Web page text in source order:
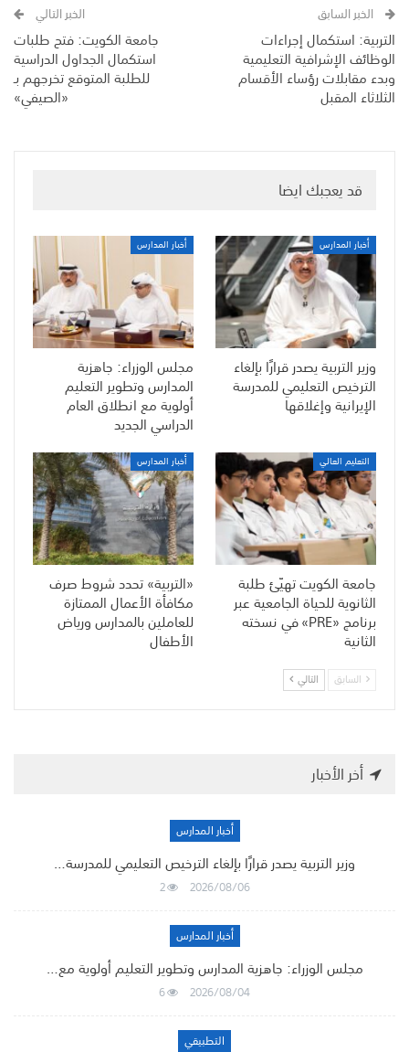
الخبر السابق
التربية: استكمال إجراءات
الوظائف الإشرافية التعليمية
وبدء مقابلات رؤساء الأقسام
الثلاثاء المقبل
الخبر التالي
جامعة الكويت: فتح طلبات
استكمال الجداول الدراسية
للطلبة المتوقع تخرجهم بـ
«الصيفي»
قد يعجبك ايضا
أخبار المدارس
وزير التربية يصدر قرارًا بإلغاء
الترخيص التعليمي للمدرسة
الإيرانية وإغلاقها
أخبار المدارس
مجلس الوزراء: جاهزية
المدارس وتطوير التعليم
أولوية مع انطلاق العام
الدراسي الجديد
التعليم العالي
جامعة الكويت تهيّئ طلبة
الثانوية للحياة الجامعية عبر
برنامج «PRE» في نسخته
الثانية
أخبار المدارس
«التربية» تحدد شروط صرف
مكافأة الأعمال الممتازة
للعاملين بالمدارس ورياض
الأطفال
السابق التالي
أخر الأخبار
أخبار المدارس
وزير التربية يصدر قرارًا بإلغاء الترخيص التعليمي للمدرسة…
2026/08/06
2
أخبار المدارس
مجلس الوزراء: جاهزية المدارس وتطوير التعليم أولوية مع…
2026/08/04
6
التطبيقي